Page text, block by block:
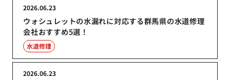
ウォシュレットの水漏れに対応する群馬県の水道修理
会社おすすめ5選！
2026.06.23
水道修理
2026.06.23